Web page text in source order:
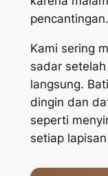
pencantingan.
Kami sering
sadar
langsung.
dingin dan
seperti
setiap